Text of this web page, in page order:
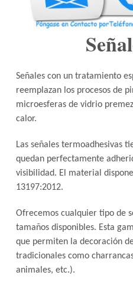
Señales con un tratamiento
reemplazan los procesos de
microesferas de vidrio
calor.
Las señales termoadhesivas
quedan perfectamente
visibilidad. El material
13197:2012.
Ofrecemos cualquier tipo de
tamaños disponibles. Esta
que permiten la decoración
tradicionales como
animales, etc.).